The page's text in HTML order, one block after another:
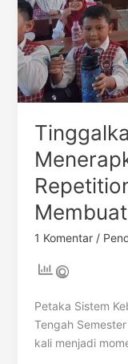
1 Komentar /
Petaka Sistem
Tengah
kali menjadi
Rumah
Tanpa
Membuat
Anak
Stres